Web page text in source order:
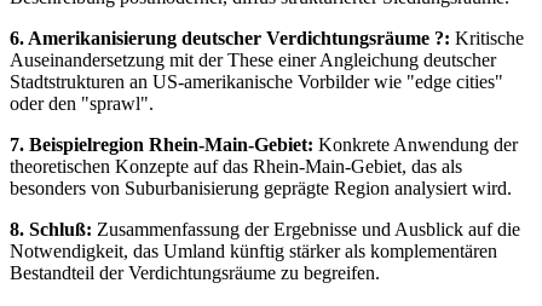
6. Amerikanisierung deutscher Verdichtungsräume ?: Kritische
Auseinandersetzung mit der These einer Angleichung deutscher
Stadtstrukturen an US-amerikanische Vorbilder wie "edge cities"
oder den "sprawl".
7. Beispielregion Rhein-Main-Gebiet: Konkrete Anwendung der
theoretischen Konzepte auf das Rhein-Main-Gebiet, das als
besonders von Suburbanisierung geprägte Region analysiert wird.
8. Schluß: Zusammenfassung der Ergebnisse und Ausblick auf die
Notwendigkeit, das Umland künftig stärker als komplementären
Bestandteil der Verdichtungsräume zu begreifen.